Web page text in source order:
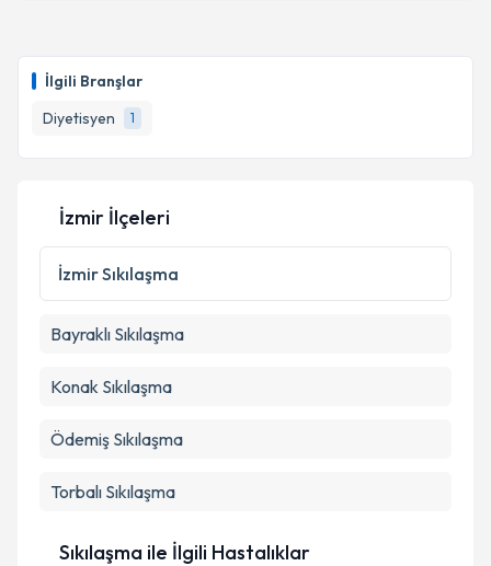
İlgili Branşlar
Diyetisyen
1
takvim hazırlandığında e-posta ile bilgilendireceğiz.
E-posta Adresiniz
Kişisel verilerimin işlenmesine ilişkinAydınlatma
Metni
kapsamda işlenmesini kabul ediyorum.
İzmir İlçeleri
İzmirSıkılaşma
Bayraklı Sıkılaşma
Konak Sıkılaşma
Ödemiş Sıkılaşma
Torbalı Sıkılaşma
Sıkılaşma ile İlgili Hastalıklar